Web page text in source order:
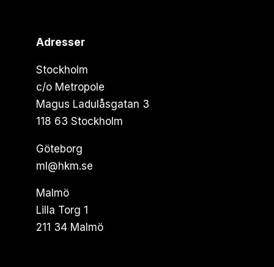
Adresser
Stockholm
c/o Metropole
Magus Ladulåsgatan 3
118 63 Stockholm
Göteborg
ml@hkm.se
Malmö
Lilla Torg 1
211 34 Malmö